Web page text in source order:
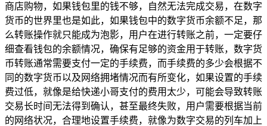
商店购物，如果钱包里的钱不够，自然无法完成交易，在数字
货币的世界里也是如此，如果钱包中的数字货币余额不足，那
么转账操作就只能成为泡影，用户在进行转账之前，一定要仔
细查看钱包的余额情况，确保有足够的资金用于转账，数字货
币转账通常需要支付一定的手续费，而手续费的多少会根据不
同的数字货币以及网络拥堵情况而有所变化，如果设置的手续
费过低，就像是给快递小哥支付的费用太少，可能会导致转账
交易长时间无法得到确认，甚至最终失败，用户需要根据当前
的网络状况，合理地设置手续费，就像为数字交易的列车加上